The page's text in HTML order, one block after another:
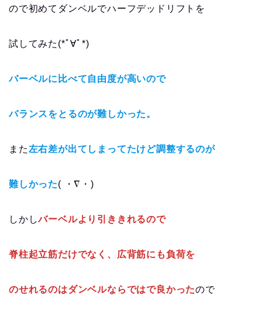
ので初めてダンベルでハーフデッドリフトを
試してみた(*ﾟ∀ﾟ*)
バーベルに比べて自由度が高いので
バランスをとるのが難しかった。
また左右差が出てしまってたけど調整するのが
難しかった( ・∇・)
しかしバーベルより引ききれるので
脊柱起立筋だけでなく、広背筋にも負荷を
のせれるのはダンベルならではで良かったので